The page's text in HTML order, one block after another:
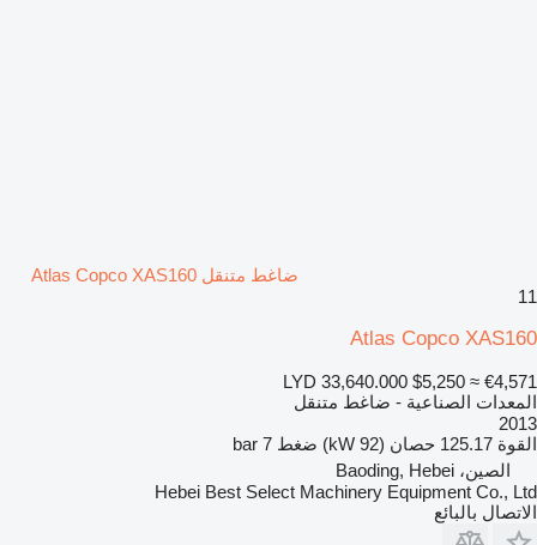
ضاغط متنقل Atlas Copco XAS160
11
Atlas Copco XAS160
LYD 33,640.000 $5,250 ≈ €4,571
المعدات الصناعية - ضاغط متنقل
2013
القوة 125.17 حصان (92 kW) ضغط 7 bar
الصين، Baoding, Hebei
Hebei Best Select Machinery Equipment Co., Ltd
الاتصال بالبائع